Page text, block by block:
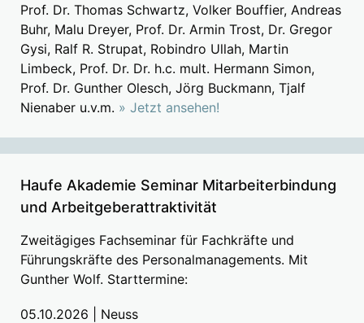
Prof. Dr. Thomas Schwartz, Volker Bouffier, Andreas
Buhr, Malu Dreyer, Prof. Dr. Armin Trost, Dr. Gregor
Gysi, Ralf R. Strupat, Robindro Ullah, Martin
Limbeck, Prof. Dr. Dr. h.c. mult. Hermann Simon,
Prof. Dr. Gunther Olesch, Jörg Buckmann, Tjalf
Nienaber u.v.m. » Jetzt ansehen!
Haufe Akademie Seminar Mitarbeiterbindung
und Arbeitgeberattraktivität
Zweitägiges Fachseminar für Fachkräfte und
Führungskräfte des Personalmanagements. Mit
Gunther Wolf. Starttermine:
05.10.2026 | Neuss